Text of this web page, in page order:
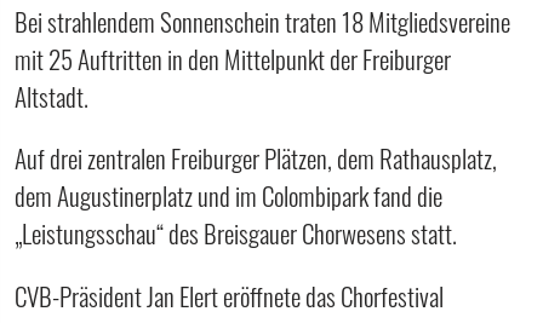
Bei strahlendem Sonnenschein traten 18 Mitgliedsvereine
mit 25 Auftritten in den Mittelpunkt der Freiburger
Altstadt.
Auf drei zentralen Freiburger Plätzen, dem Rathausplatz,
dem Augustinerplatz und im Colombipark fand die
„Leistungsschau“ des Breisgauer Chorwesens statt.
CVB-Präsident Jan Elert eröffnete das Chorfestival